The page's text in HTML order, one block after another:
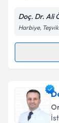
Doç. Dr. Ali
Harbiye,
Doç.
takvim